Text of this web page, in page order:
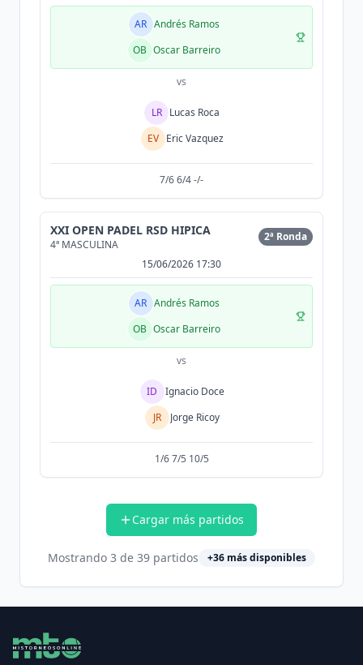
AR Andrés Ramos
OB Oscar Barreiro
vs
LR
Lucas Roca
EV
Eric Vazquez
7/6 6/4 -/-
XXI OPEN PADEL RSD HIPICA
4ª MASCULINA
2ª Ronda
15/06/2026 17:30
AR Andrés Ramos
OB Oscar Barreiro
vs
ID
Ignacio Doce
JR
Jorge Ricoy
1/6 7/5 10/5
Cargar más partidos
Mostrando 3 de 39 partidos +36 más disponibles